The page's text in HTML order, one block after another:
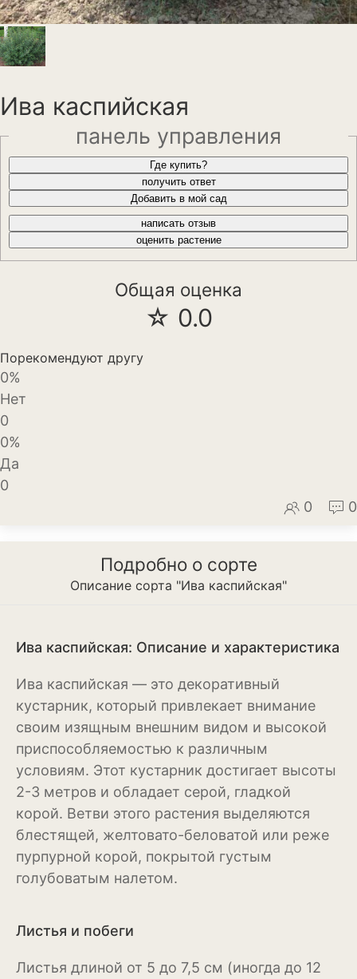
Анемона
Астильба
Бархатцы
Георгины
Герань
Гладиолус
Декоративный лук
Ипомея
Лилейник
Лилии
Лобелия
Магнолия
Нарциссы
Настурция
Нивяник или садовая
ромашка
Пеларгония
Петуния
Ива каспийская
панель управления
Где купить?
получить ответ
Добавить в мой сад
написать отзыв
оценить растение
Общая оценка
☆ 0.0
Порекомендуют другу
0%
Нет
0
0%
Да
0
0
0
Подробно о сорте
Описание сорта "Ива каспийская"
Ива каспийская: Описание и характеристика
Ива каспийская — это декоративный
кустарник, который привлекает внимание
своим изящным внешним видом и высокой
приспособляемостью к различным
условиям. Этот кустарник достигает высоты
2-3 метров и обладает серой, гладкой
корой. Ветви этого растения выделяются
блестящей, желтовато-беловатой или реже
пурпурной корой, покрытой густым
голубоватым налетом.
Листья и побеги
Листья длиной от 5 до 7,5 см (иногда до 12